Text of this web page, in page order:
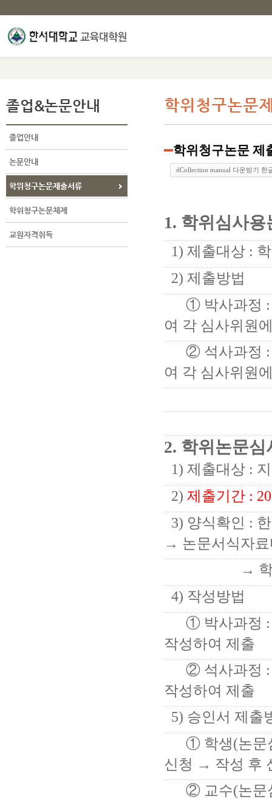
졸업&논문안내
졸업안내
논문안내
학위청구논문제출서류
학위청구논문체제
교원자격취득
학위청구논문
학위청구논문 제
dCollection manual 다운받기 한
1. 학위심사용
1) 제출대상 :
2) 제출방법
① 박사과정 :
여 각 심사위원
② 석사과정 :
여 각 심사위원
2. 학위논문
1) 제출대상 :
2) 제출기간 :
3) 양식확인 :
→ 논문서식자
→ 학위논
4) 작성방법
① 박사과정
작성하여 제출
② 석사과정
작성하여 제출
5) 승인서 제출
① 학생(논문
신청 → 작성 후
② 교수(논문